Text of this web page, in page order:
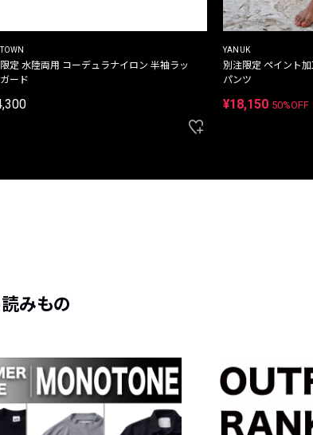
定 水陸両用 コーデュラナイロン 半袖ラッ
ード
YANUK
別注限定 ペイント
パンツ
¥18,150 50%OFF
みもの